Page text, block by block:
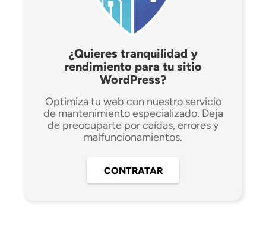
¿Quieres tranquilidad y
rendimiento para tu sitio
WordPress?
Optimiza tu web con nuestro servicio
de mantenimiento especializado. Deja
de preocuparte por caídas, errores y
malfuncionamientos.
CONTRATAR